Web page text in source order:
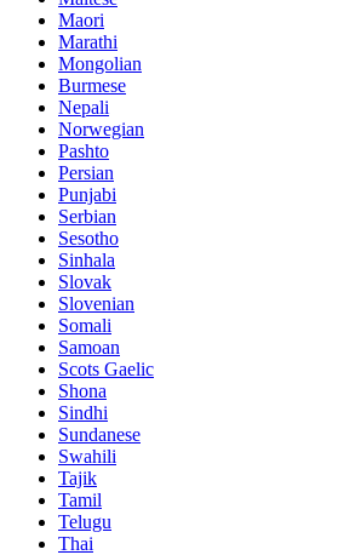
Maori
Marathi
Mongolian
Burmese
Nepali
Norwegian
Pashto
Persian
Punjabi
Serbian
Sesotho
Sinhala
Slovak
Slovenian
Somali
Samoan
Scots Gaelic
Shona
Sindhi
Sundanese
Swahili
Tajik
Tamil
Telugu
Thai